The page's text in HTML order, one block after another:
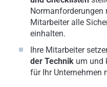
Normanforderungen
Mitarbeiter alle
einhalten.
Ihre Mitarbeiter
der Technik um und
für Ihr Unternehmen